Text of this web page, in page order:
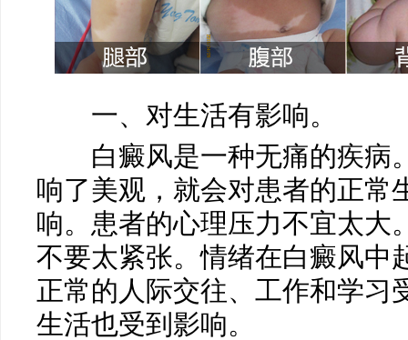
一、对生活有影响。
白癜风是一种无痛的疾病
响了美观，就会对患者的正常
响。患者的心理压力不宜太大
不要太紧张。情绪在白癜风中
正常的人际交往、工作和学习
生活也受到影响。
马小玲
常州白癜风医院